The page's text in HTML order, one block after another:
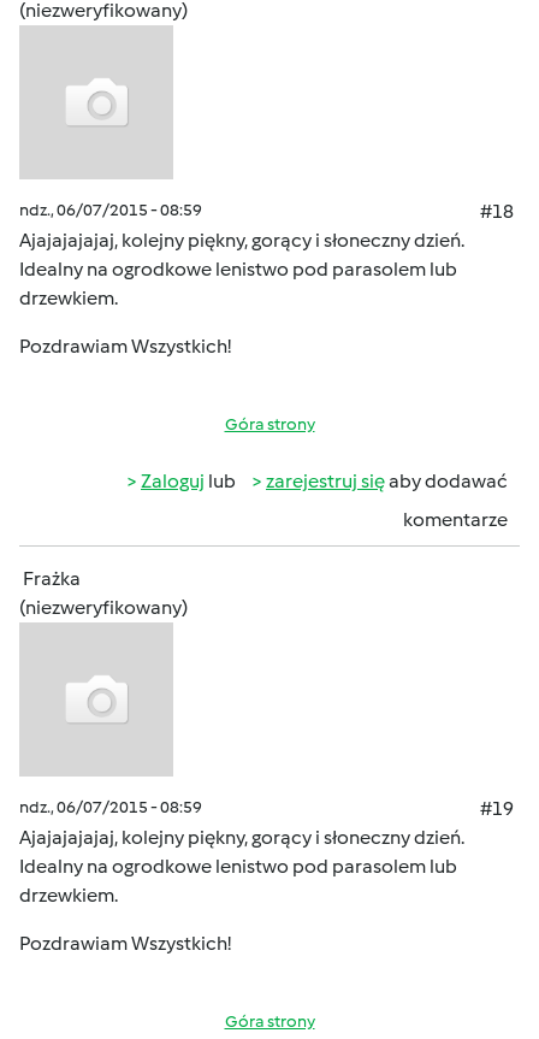
(niezweryfikowany)
ndz., 06/07/2015 - 08:59
#18
Ajajajajajaj, kolejny piękny, gorący i słoneczny dzień.
Idealny na ogrodkowe lenistwo pod parasolem lub
drzewkiem.
Pozdrawiam Wszystkich!
Góra strony
Zaloguj lub zarejestruj sięaby dodawać
komentarze
Frażka
(niezweryfikowany)
ndz., 06/07/2015 - 08:59
#19
Ajajajajajaj, kolejny piękny, gorący i słoneczny dzień.
Idealny na ogrodkowe lenistwo pod parasolem lub
drzewkiem.
Pozdrawiam Wszystkich!
Góra strony